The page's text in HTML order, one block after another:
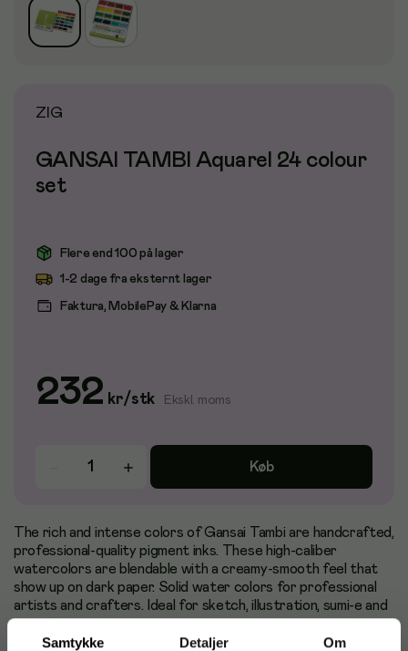
Samtykke Detaljer Om
ZIG
GANSAI TAMBI Aquarel 24 colour
set
Flere end 100 på lager
1-2 dage fra eksternt lager
Faktura, MobilePay & Klarna
232 kr/stk Ekskl. moms
Køb
The rich and intense colors of Gansai Tambi are handcrafted,
professional-quality pigment inks. These high-caliber
watercolors are blendable with a creamy-smooth feel that
show up on dark paper. Solid water colors for professional
artists and crafters. Ideal for sketch, illustration, sumi-e and
more.